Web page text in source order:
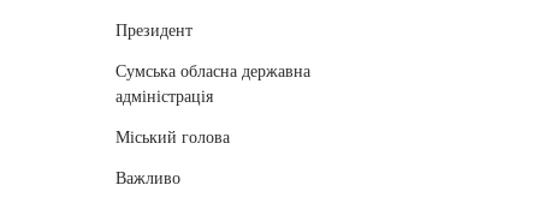
Президент
Сумська обласна державна
адміністрація
Міський голова
Важливо